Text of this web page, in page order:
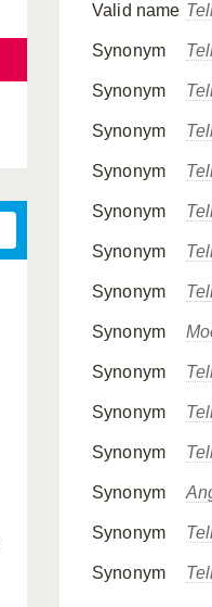
Valid name
Synonym
Synonym
Synonym
Synonym
Synonym
Synonym
Synonym
Synonym
Synonym
Synonym
Synonym
Synonym
Synonym
Synonym